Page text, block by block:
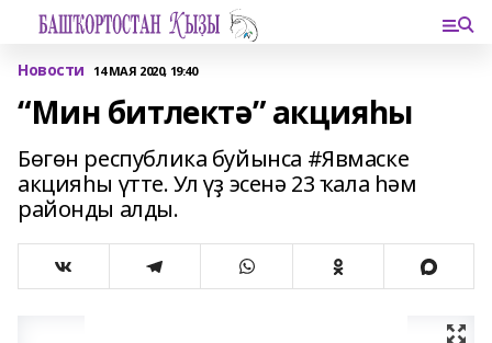
Новости 14 МАЯ 2020, 19:40
“Мин битлектә” акцияһы
Бөгөн республика буйынса #Явмаске
акцияһы үтте. Ул үҙ эсенә 23 ҡала һәм
районды алды.